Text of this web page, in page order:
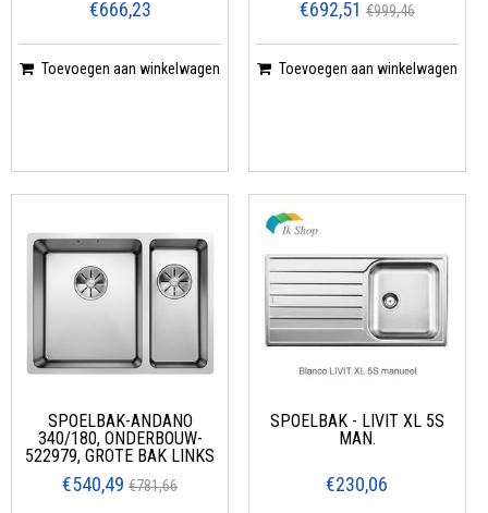
€666,23
Toevoegen aan winkelwagen
€692,51 €999,46
Toevoegen aan winkelwagen
SPOELBAK-ANDANO
340/180, ONDERBOUW-
522979, GROTE BAK LINKS
€540,49 €781,66
SPOELBAK - LIVIT XL 5S
MAN.
€230,06